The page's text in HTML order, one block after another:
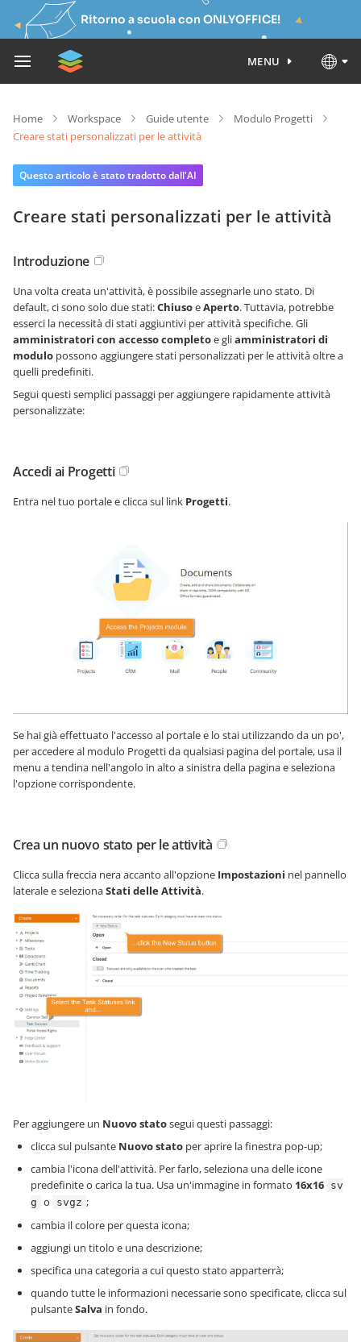
Ritorno a scuola con ONLYOFFICE!
MENU
Home Workspace Guide utente
Modulo Progetti
Creare stati personalizzati per le attività
Questo articolo è stato tradotto dall'AI
Creare stati personalizzati per le attività
Introduzione
Una volta creata un'attività, è possibile assegnarle uno stato. Di
default, ci sono solo due stati:ChiusoeAperto. Tuttavia, potrebbe
esserci la necessità di stati aggiuntivi per attività specifiche. Gli
amministratori con accesso completoe gliamministratori di
modulo possono aggiungere stati personalizzati per le attività oltre a
quelli predefiniti.
Segui questi semplici passaggi per aggiungere rapidamente attività
personalizzate:
Accedi ai Progetti
Entra nel tuo portale e clicca sul link Progetti.
Se hai già effettuato l'accesso al portale e lo stai utilizzando da un po',
per accedere al modulo Progetti da qualsiasi pagina del portale, usa il
menu a tendina nell'angolo in alto a sinistra della pagina e seleziona
l'opzione corrispondente.
Crea un nuovo stato per le attività
Clicca sulla freccia nera accanto all'opzione Impostazioni nel pannello
laterale e selezionaStati delle Attività.
Per aggiungere un Nuovo statosegui questi passaggi:
clicca sul pulsante Nuovo stato per aprire la finestra pop-up;
cambia l'icona dell'attività. Per farlo, seleziona una delle icone
predefinite o carica la tua. Usa un'immagine in formato 16x16 sv
g o svgz ;
cambia il colore per questa icona;
aggiungi un titolo e una descrizione;
specifica una categoria a cui questo stato apparterrà;
quando tutte le informazioni necessarie sono specificate, clicca sul
pulsanteSalva in fondo.